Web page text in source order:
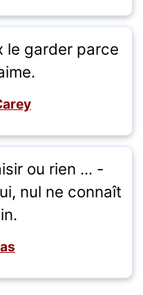
le garder parce
ou rien ... -
nul ne connaît